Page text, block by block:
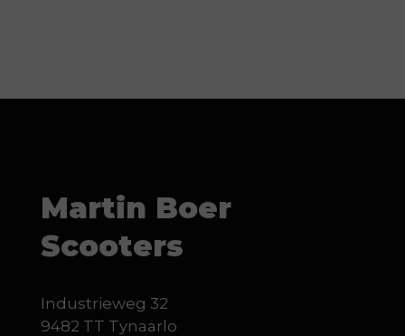
Martin Boer
Scooters
Industrieweg 32
9482 TT Tynaarlo